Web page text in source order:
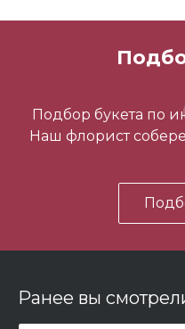
-
Подбор букета по
Наш флорист
Ранее вы